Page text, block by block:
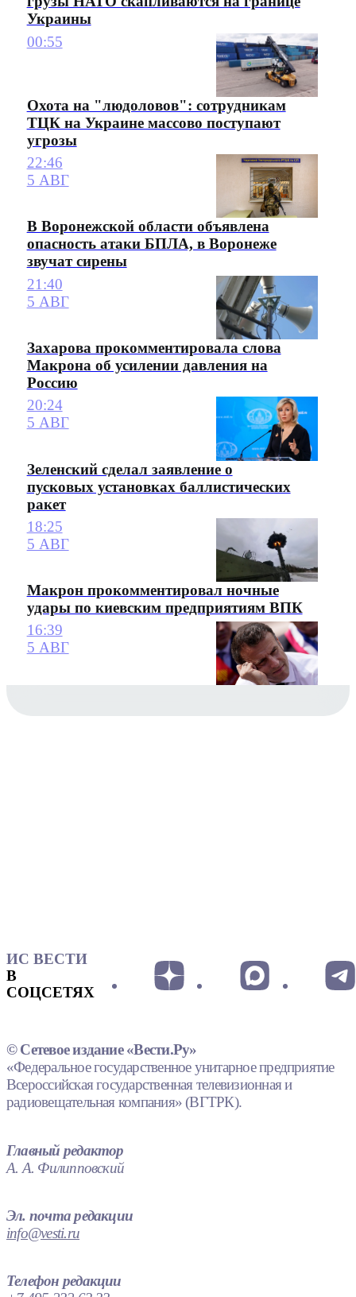
Украины
00:55
Охота на "людоловов": сотрудникам
ТЦК на Украине массово поступают
угрозы
22:46
5 АВГ
В Воронежской области объявлена
опасность атаки БПЛА, в Воронеже
звучат сирены
21:40
5 АВГ
Захарова прокомментировала слова
Макрона об усилении давления на
Россию
20:24
5 АВГ
Зеленский сделал заявление о
пусковых установках баллистических
ракет
18:25
5 АВГ
Макрон прокомментировал ночные
удары по киевским предприятиям ВПК
16:39
5 АВГ
ИС ВЕСТИ
В
СОЦСЕТЯХ
© Сетевое издание «Вести.Ру»
«Федеральное государственное унитарное предприятие
Всероссийская государственная телевизионная и
радиовещательная компания» (ВГТРК).
Главный редактор
А. А. Филипповский
Эл. почта редакции
info@vesti.ru
Телефон редакции